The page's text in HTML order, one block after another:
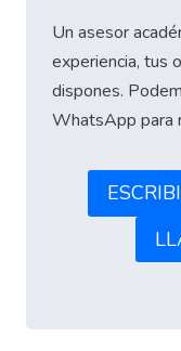
Un asesor
experiencia, tus
dispones.
WhatsApp para